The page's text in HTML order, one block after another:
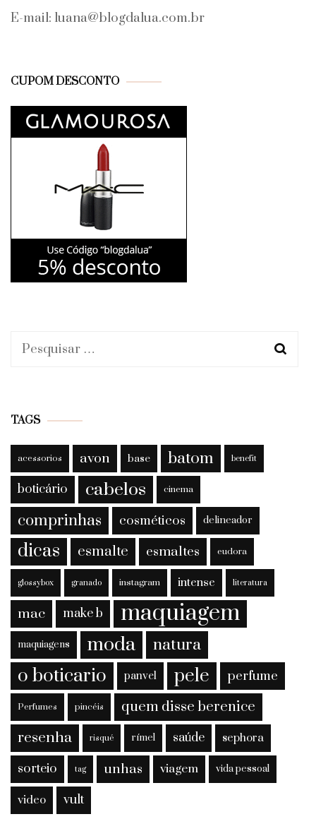
E-mail: luana@blogdalua.com.br
CUPOM DESCONTO
Pesquisar
TAGS
acessorios avon base batom benefit
boticário cabelos cinema
comprinhas cosméticos delineador
dicas esmalte esmaltes eudora
glossybox granado instagram intense literatura
mac make b maquiagem
maquiagens moda natura
o boticario panvel pele perfume
Perfumes pincéis quem disse berenice
resenha risqué rímel saúde sephora
sorteio tag unhas viagem vida pessoal
video vult